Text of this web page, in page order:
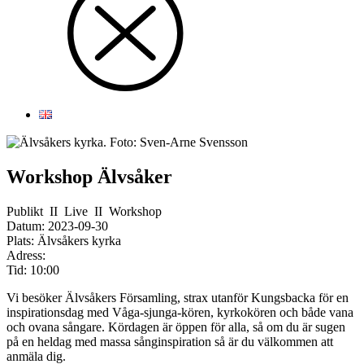
Workshop Älvsåker
Publikt II Live II Workshop
Datum: 2023-09-30
Plats: Älvsåkers kyrka
Adress:
Tid: 10:00
Vi besöker Älvsåkers Församling, strax utanför Kungsbacka för en
inspirationsdag med Våga-sjunga-kören, kyrkokören och både vana
och ovana sångare. Kördagen är öppen för alla, så om du är sugen
på en heldag med massa sånginspiration så är du välkommen att
anmäla dig.